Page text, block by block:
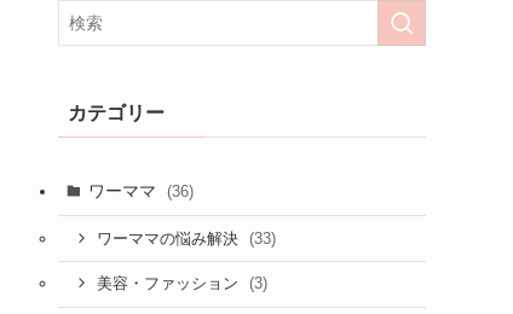
カテゴリー
ワーママ (36)
ワーママの悩み解決 (33)
美容・ファッション (3)